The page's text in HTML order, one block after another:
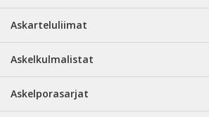
Askarteluliimat
Askelkulmalistat
Askelporasarjat